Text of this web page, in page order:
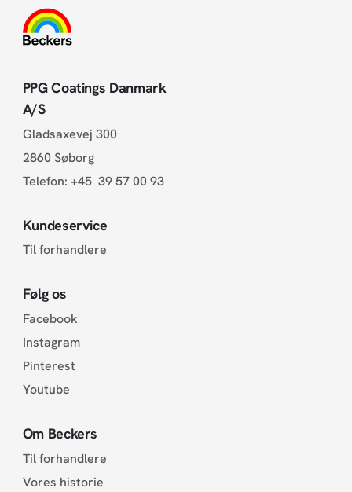
PPG Coatings Danmark
A/S
Gladsaxevej 300
2860 Søborg
Telefon: +45 39 57 00 93
Kundeservice
Til forhandlere
Følg os
Facebook
Instagram
Pinterest
Youtube
Om Beckers
Til forhandlere
Vores historie